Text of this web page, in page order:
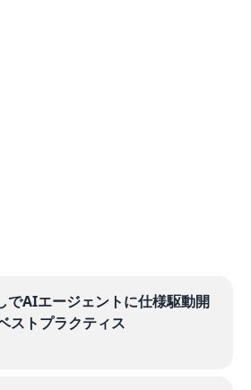
AIエージェントに仕様駆動開
ストプラクティス